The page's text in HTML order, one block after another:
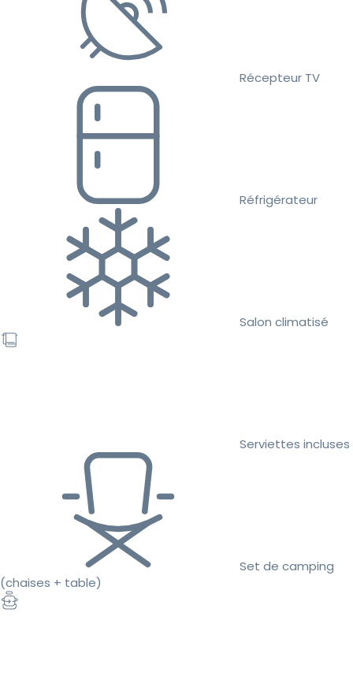
Récepteur TV
Réfrigérateur
Salon climatisé
Serviettes incluses
Set de camping
(chaises + table)